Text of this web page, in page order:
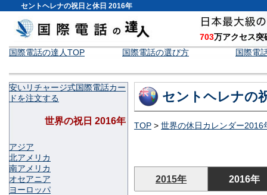
セントヘレナの祝日と休日 2016年
703万アクセス
国際電話の達人TOP
国際電話の選び方 国際電
セントヘレナの
TOP > 世界の休日カレンダー2016
2015年 2016年
安いリチャージ式国際電話カー
ドを注文する
世界の祝日 2016年
アジア
北アメリカ
南アメリカ
オセアニア
ヨーロッパ